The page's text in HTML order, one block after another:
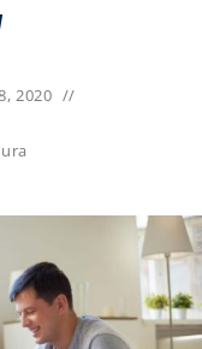
2020